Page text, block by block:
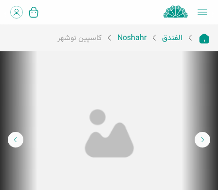
الفندق Noshahr كاسپين نوشهر